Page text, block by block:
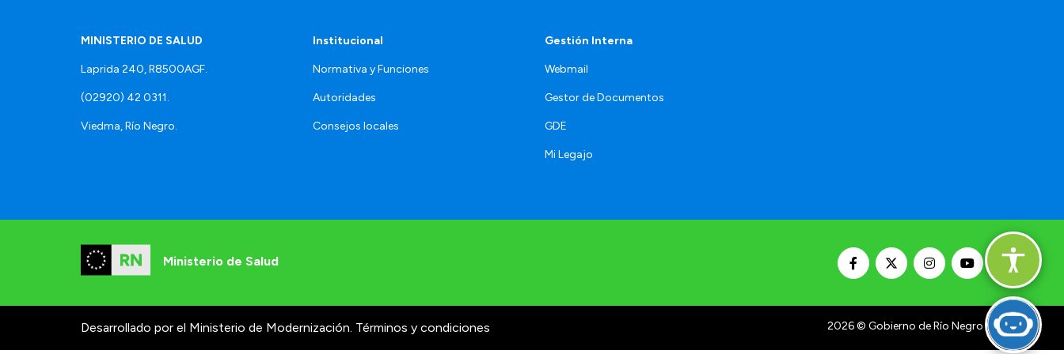
MINISTERIO DE SALUD
Laprida 240, R8500AGF.
(02920) 42 0311.
Viedma, Río Negro.
Institucional
Normativa y Funciones
Autoridades
Consejos locales
Gestión Interna
Webmail
Gestor de Documentos
GDE
Mi Legajo
Ministerio de Salud
Desarrollado por el Ministerio de Modernización. Términos y condiciones 2026© Gobierno de Río Negro